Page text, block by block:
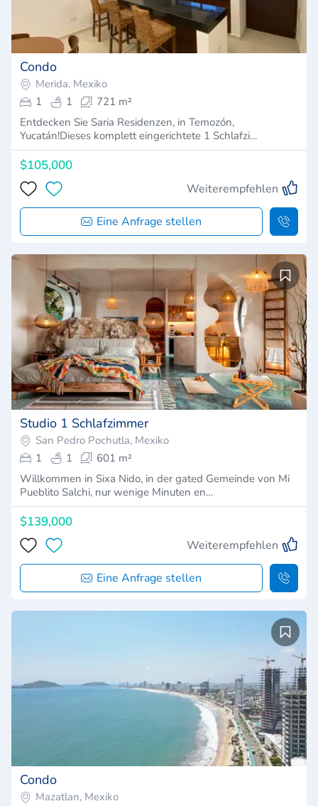
Condo
Merida, Mexiko
1
1
721 m²
Entdecken Sie Saria Residenzen, in Temozón,
Yucatán!Dieses komplett eingerichtete 1 Schlafzi…
$105,000
Weiterempfehlen
Eine Anfrage stellen
Studio 1 Schlafzimmer
San Pedro Pochutla, Mexiko
1
1
601 m²
Willkommen in Sixa Nido, in der gated Gemeinde von Mi
Pueblito Salchi, nur wenige Minuten en…
$139,000
Weiterempfehlen
Eine Anfrage stellen
Condo
Mazatlan, Mexiko